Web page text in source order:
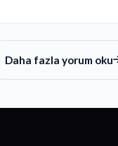
Daha fazla yorum oku